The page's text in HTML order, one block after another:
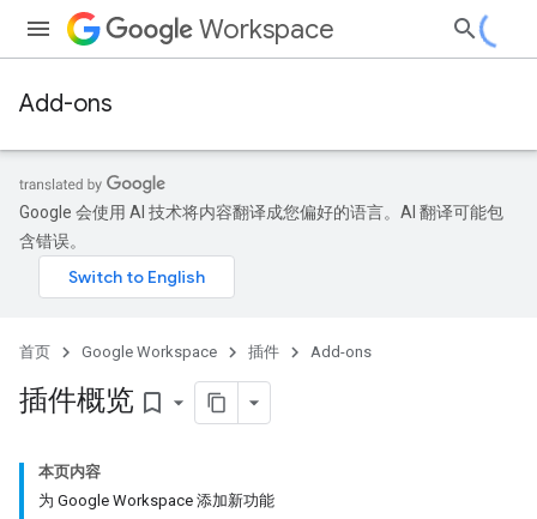
Workspace
Add-ons
Google 会使用 AI 技术将内容翻译成您偏好的语言。AI 翻译可能包
含错误。
首页 Google Workspace 插件 Add-ons
插件概览 bookmark_border
本页内容
为 Google Workspace 添加新功能